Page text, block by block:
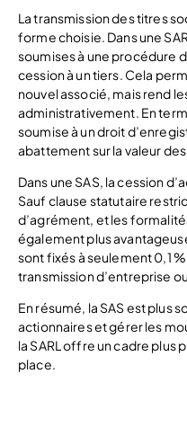
La transmission des titres
forme choisie. Dans une
soumises à une procédure
cession à un tiers. Cela
nouvel associé, mais rend
administrativement. En
soumise à un droit
abattement sur la valeur
Dans une SAS, la cession
Sauf clause statutaire
d’agrément, et les
également plus
sont fixés à seulement 0,1
transmission d’entreprise
En résumé, la SAS est plus
actionnaires et gérer les
la SARL offre un cadre plus
place.